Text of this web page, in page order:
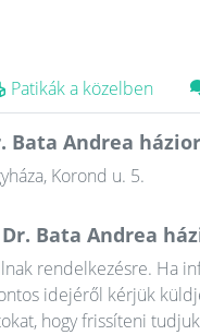
Patikák a közelben
Bata Andrea
Korond u. 5.
Bata Andrea
rendelkezésre. Ha
idejéről kérjük
hogy frissíteni